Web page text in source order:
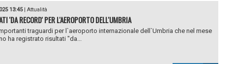
13:45| Attualità
'DA RECORD' PER L'AEROPORTO DELL'UMBRIA
traguardi per l`aeroporto internazionale dell`Umbria che nel mese
ha registrato risultati "da...